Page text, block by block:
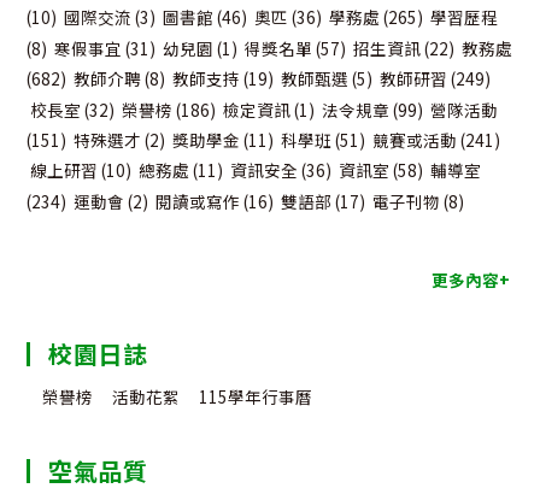
(10) 國際交流 (3) 圖書館 (46) 奧匹 (36) 學務處 (265) 學習歷程
(8) 寒假事宜 (31) 幼兒園 (1) 得獎名單 (57) 招生資訊(22) 教務處
(682) 教師介聘(8) 教師支持 (19) 教師甄選 (5) 教師研習 (249)
校長室 (32) 榮譽榜 (186) 檢定資訊(1) 法令規章 (99) 營隊活動
(151) 特殊選才 (2) 獎助學金 (11) 科學班(51) 競賽或活動 (241)
線上研習 (10) 總務處 (11) 資訊安全 (36) 資訊室 (58) 輔導室
(234) 運動會 (2) 閱讀或寫作 (16) 雙語部 (17) 電子刊物 (8)
更多內容+
校園日誌
榮譽榜 活動花絮 115學年行事曆
空氣品質